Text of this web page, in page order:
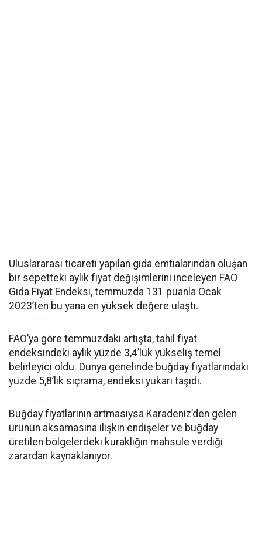
Uluslararası ticareti yapılan gıda emtialarından oluşan
bir sepetteki aylık fiyat değişimlerini inceleyen FAO
Gıda Fiyat Endeksi, temmuzda 131 puanla Ocak
2023’ten bu yana en yüksek değere ulaştı.
FAO’ya göre temmuzdaki artışta, tahıl fiyat
endeksindeki aylık yüzde 3,4’lük yükseliş temel
belirleyici oldu. Dünya genelinde buğday fiyatlarındaki
yüzde 5,8’lik sıçrama, endeksi yukarı taşıdı.
Buğday fiyatlarının artmasıysa Karadeniz’den gelen
ürünün aksamasına ilişkin endişeler ve buğday
üretilen bölgelerdeki kuraklığın mahsule verdiği
zarardan kaynaklanıyor.